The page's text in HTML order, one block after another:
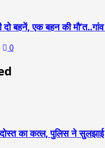
बहनें, एक बहन की
0
का कत्ल, पुलिस ने सुलझाई